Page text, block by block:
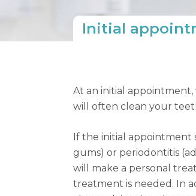
Initial
At an initial
will often clean your
If the initial appointment
gums) or periodontitis
will make a personal
treatment is needed. In